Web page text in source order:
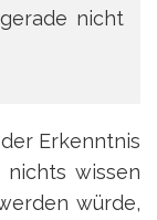
nicht
Erkenntnis
wissen
würde,